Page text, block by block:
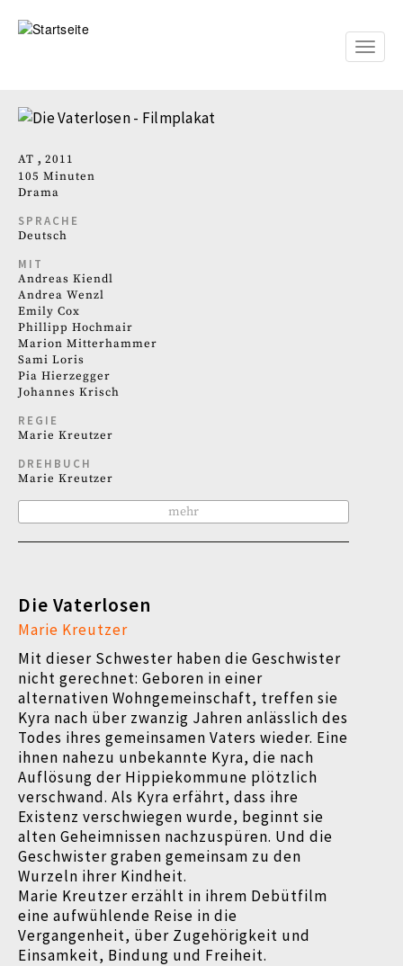
zum
Toggle
AT
2011
105 Minuten
Drama
SPRACHE
Deutsch
MIT
Andreas Kiendl
Andrea Wenzl
Emily Cox
Phillipp Hochmair
Marion Mitterhammer
Sami Loris
Pia Hierzegger
Johannes Krisch
REGIE
Marie Kreutzer
DREHBUCH
Marie Kreutzer
mehr
Die Vaterlosen
Marie Kreutzer
Mit dieser Schwester haben die Geschwister
nicht gerechnet: Geboren in einer
alternativen Wohngemeinschaft, treffen sie
Kyra nach über zwanzig Jahren anlässlich des
Todes ihres gemeinsamen Vaters wieder. Eine
ihnen nahezu unbekannte Kyra, die nach
Auflösung der Hippiekommune plötzlich
verschwand. Als Kyra erfährt, dass ihre
Existenz verschwiegen wurde, beginnt sie
alten Geheimnissen nachzuspüren. Und die
Geschwister graben gemeinsam zu den
Wurzeln ihrer Kindheit.
Marie Kreutzer erzählt in ihrem Debütfilm
eine aufwühlende Reise in die
Vergangenheit, über Zugehörigkeit und
Einsamkeit, Bindung und Freiheit.